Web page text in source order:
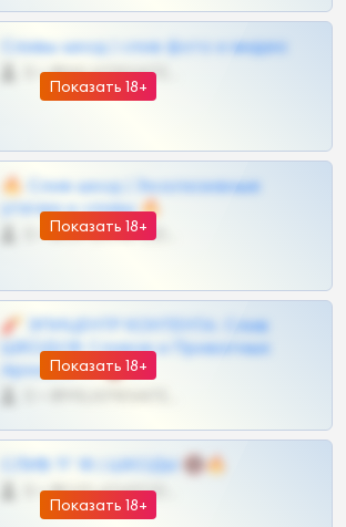
Показать 18+
Сливы шкод | слив фото и видео
0 •
Показать 18+
🔥 Слив шкод | Эксклюзивные
утечки и сливы 🔥
0 •
Показать 18+
🧨 ЭПИЦЕНТР КОНТЕНТА: Слив
ШКОДОВ Сливов и Приватных
Архивов ТГ 🔞💎
Показать 18+
СЛИВ ТГ 18 | ШКОДЫ 🔞🔥
0 •